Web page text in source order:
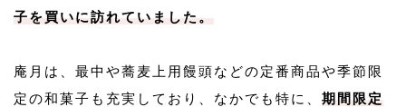
子を買いに訪れていました。
庵月は、最中や蕎麦上用饅頭などの定番商品や季節限
定の和菓子も充実しており、なかでも特に、 期間限定